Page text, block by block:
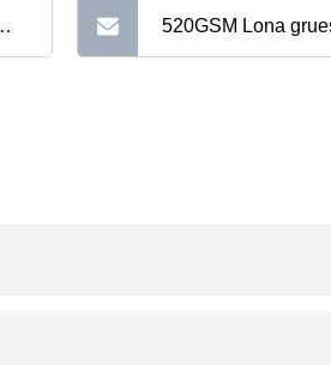
520GSM Lona